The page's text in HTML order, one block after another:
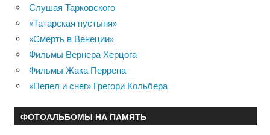
Слушая Тарковского
«Татарская пустыня»
«Смерть в Венеции»
Фильмы Вернера Херцога
Фильмы Жака Перрена
«Пепел и снег» Грегори Кольбера
ФОТОАЛЬБОМЫ НА ПАМЯТЬ